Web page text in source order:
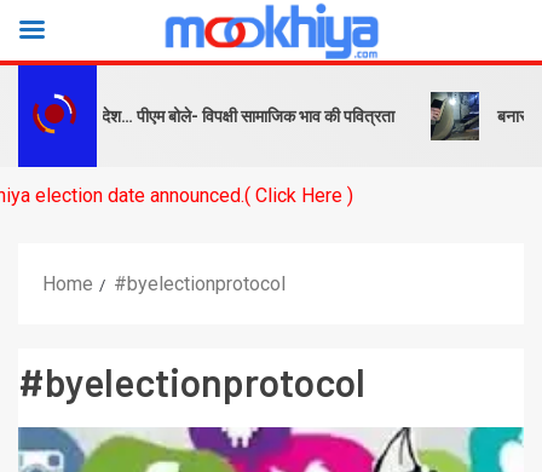
सबक और संदेश… पीएम बोले- विपक्षी सामाजिक भाव की पवित्रता बनारस
date announced.( Click Here )
Home #byelectionprotocol
#byelectionprotocol